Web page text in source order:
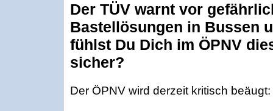
Der TÜV warnt vor
Bastellösungen in Bussen
fühlst Du Dich im ÖPNV
sicher?
Der ÖPNV wird derzeit kritisch beäugt: